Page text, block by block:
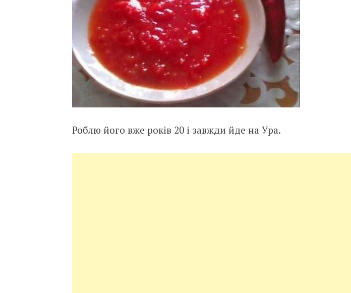
Роблю його вже років 20 і завжди йде на Ура.